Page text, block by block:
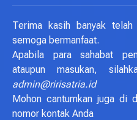
Terima kasih banyak
semoga bermanfaat.
Apabila para sahabat
ataupun masukan,
admin@ririsatria.id
Mohon cantumkan juga di
nomor kontak Anda